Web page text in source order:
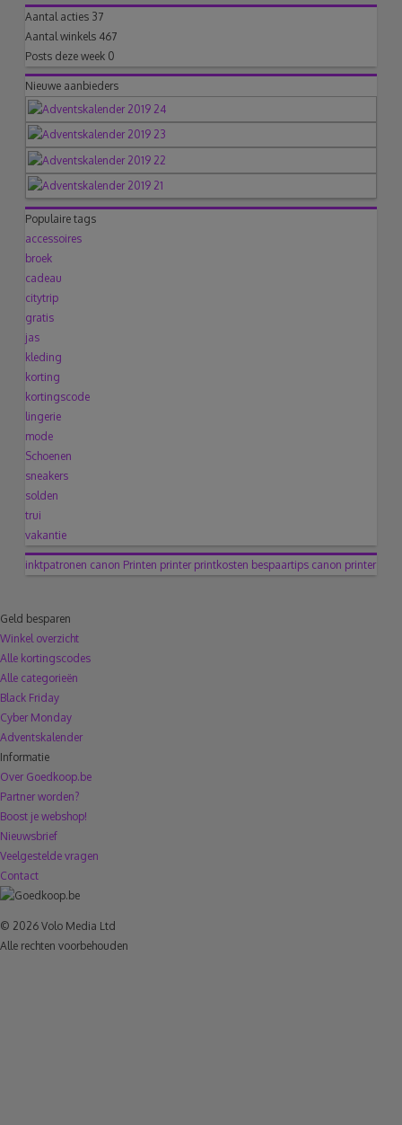
Aantal acties 37
Aantal winkels 467
Posts deze week 0
Nieuwe aanbieders
Populaire tags
accessoires
broek
cadeau
citytrip
gratis
jas
kleding
korting
kortingscode
lingerie
mode
Schoenen
sneakers
solden
trui
vakantie
inktpatronen canon Printen printer printkosten bespaartips canon printer
Geld besparen
Winkel overzicht
Alle kortingscodes
Alle categorieën
Black Friday
Cyber Monday
Adventskalender
Informatie
Over Goedkoop.be
Partner worden?
Boost je webshop!
Nieuwsbrief
Veelgestelde vragen
Contact
© 2026 Volo Media Ltd
Alle rechten voorbehouden